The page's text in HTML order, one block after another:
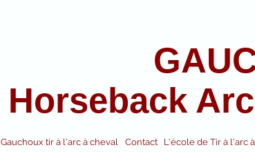
Horseback
Gauchoux tir à l'arc à cheval Contact L'école de Tir à l'arc